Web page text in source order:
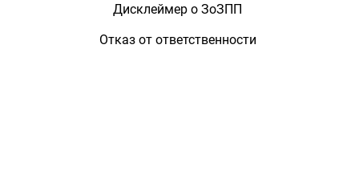
Дисклеймер о ЗоЗПП
Отказ от ответственности